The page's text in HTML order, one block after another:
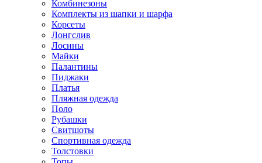
Комбинезоны
Комплекты из шапки и шарфа
Корсеты
Лонгслив
Лосины
Майки
Палантины
Пиджаки
Платья
Пляжная одежда
Поло
Рубашки
Свитшоты
Спортивная одежда
Толстовки